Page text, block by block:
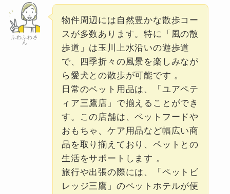
ふわふわさ
ん
物件周辺には自然豊かな散歩コー
スが多数あります。特に「風の散
歩道」は玉川上水沿いの遊歩道
で、四季折々の風景を楽しみなが
ら愛犬との散歩が可能です 。
日常のペット用品は、「ユアペテ
ィア三鷹店」で揃えることができ
す。この店舗は、ペットフードや
おもちゃ、ケア用品など幅広い商
品を取り揃えており、ペットとの
生活をサポートします 。
旅行や出張の際には、「ペットビ
レッジ三鷹」のペットホテルが便